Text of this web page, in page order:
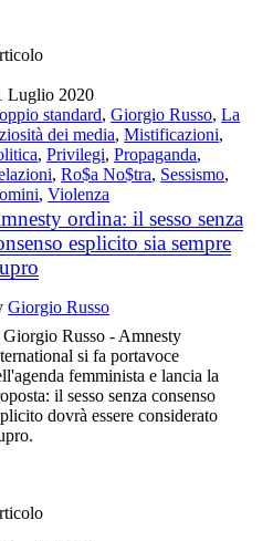
Luglio 2020
standard,Giorgio Russo,La
dei media,Mistificazioni,
,Privilegi,Propaganda,
,Ro$a No$tra, Sessismo,
,Violenza
ordina: il sesso senza
esplicito sia sempre
Giorgio Russo
Russo - Amnesty
si fa portavoce
femminista e lancia la
il sesso senza consenso
dovrà essere considerato